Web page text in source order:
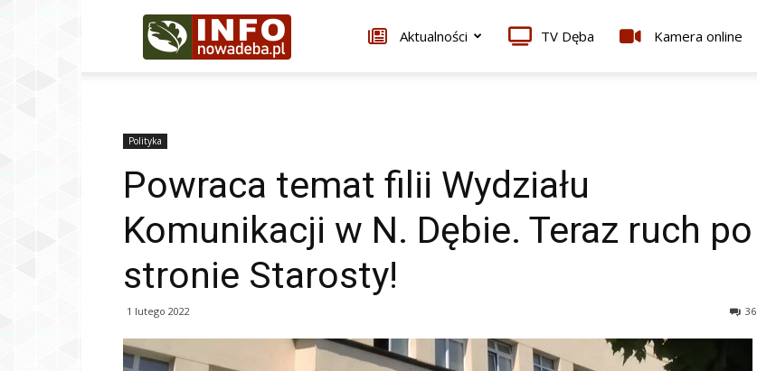
Infonowadeba.pl Aktualności TV Dęba Kamera online
Polityka
Powraca temat filii Wydziału
Komunikacji w N. Dębie. Teraz ruch po
stronie Starosty!
1 lutego 2022 36